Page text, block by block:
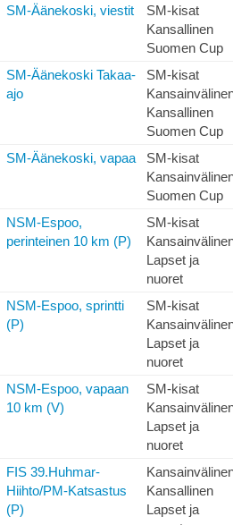
SM-Äänekoski, viestit
SM-kisat
Kansallinen
Suomen Cup
SM-Äänekoski Takaa-
ajo
SM-kisat
Kansallinen
Suomen Cup
SM-Äänekoski, vapaa
SM-kisat
Suomen Cup
NSM-Espoo,
perinteinen 10 km (P)
SM-kisat
Lapset ja
nuoret
NSM-Espoo, sprintti
(P)
SM-kisat
Lapset ja
nuoret
NSM-Espoo, vapaan
10 km (V)
SM-kisat
Lapset ja
nuoret
FIS 39.Huhmar-
Hiihto/PM-Katsastus
(P)
Kansallinen
Lapset ja